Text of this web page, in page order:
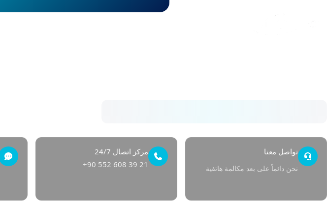
تواصل معنا
نحن دائماً على بعد مكالمة هاتفية
مركز اتصال 24/7
+90 552 608 39 21